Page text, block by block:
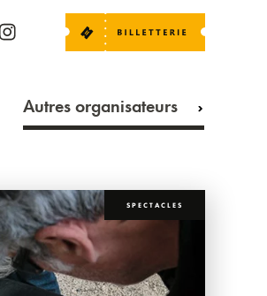
Autres organisateurs
SPECTACLES